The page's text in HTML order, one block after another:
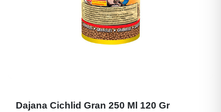
Dajana Cichlid Gran 250 Ml 120 Gr